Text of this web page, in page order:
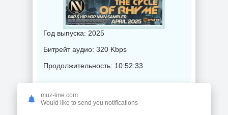
Год выпуска: 2025
Битрейт аудио: 320 Kbps
Продолжительность: 10:52:33
Музыка 2025 года / Популярная музыка / Рэп - хип хоп музыка / Музыка VA / Hip-Hop music
muz-line.com
Would like to send you notifications